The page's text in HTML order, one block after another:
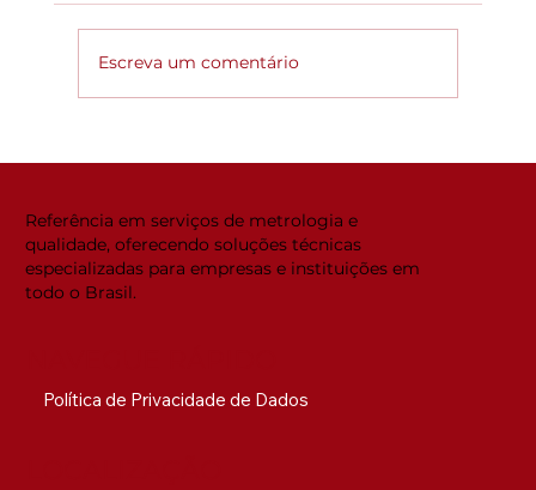
Escreva um comentário
Referência em serviços de metrologia e
qualidade, oferecendo soluções técnicas
especializadas para empresas e instituições em
todo o Brasil.
Política de Privacidade de Dados